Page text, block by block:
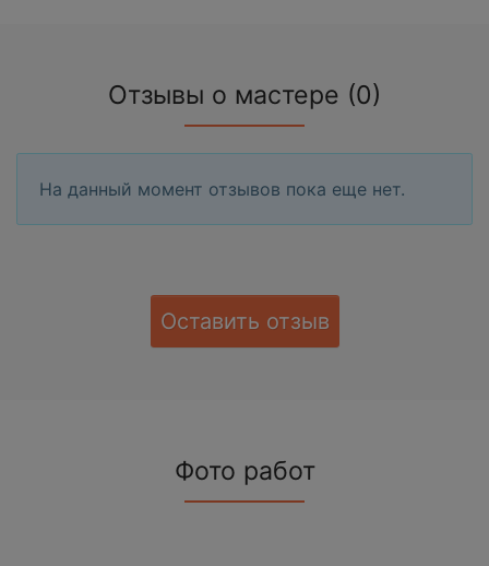
Отзывы о мастере (0)
На данный момент отзывов пока еще нет.
Оставить отзыв
Фото работ